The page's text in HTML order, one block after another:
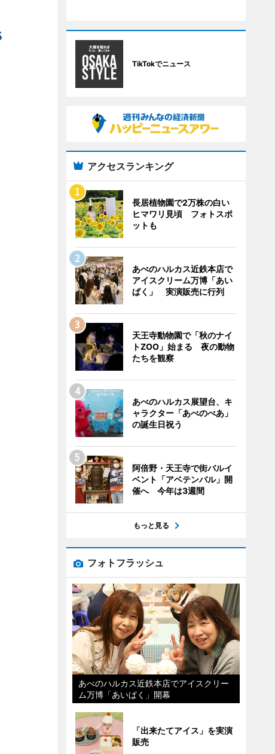
TikTokでニュース
アクセスランキング
長居植物園で2万株の白い
ヒマワリ見頃 フォトスポ
ットも
あべのハルカス近鉄本店で
アイスクリーム万博「あい
ぱく」 実演販売に行列
天王寺動物園で「秋のナイ
トZOO」始まる 夜の動物
たちを観察
あべのハルカス展望台、キ
ャラクター「あべのべあ」
の誕生日祝う
阿倍野・天王寺で街バルイ
ベント「アベテンバル」開
催へ 今年は3週間
もっと見る
フォトフラッシュ
あべのハルカス近鉄本店でアイスクリー
ム万博「あいぱく」開幕
「出来たてアイス」を実演
販売